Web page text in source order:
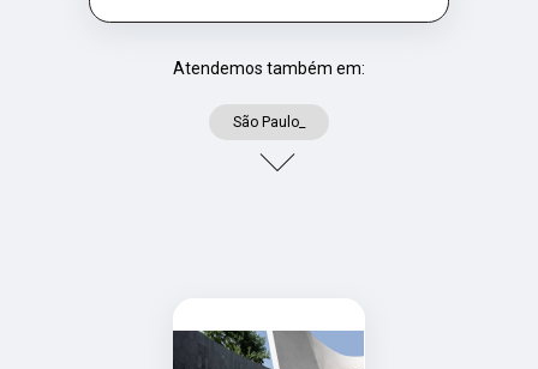
Atendemos também em:
São Paulo_